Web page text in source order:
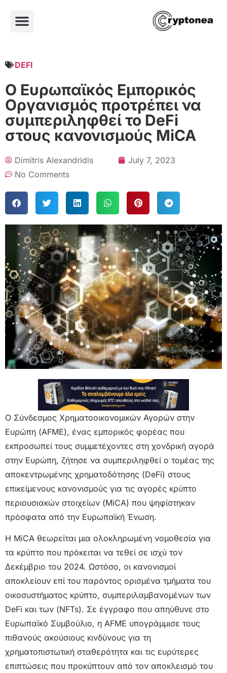
DEFI
Ο Ευρωπαϊκός Εμπορικός
Οργανισμός προτρέπει να
συμπεριληφθεί το DeFi
στους κανονισμούς MiCA
Dimitris Alexandridis
July 7, 2023
No Comments
Ο Σύνδεσμος Χρηματοοικονομικών Αγορών στην
Ευρώπη (AFME), ένας εμπορικός φορέας που
εκπροσωπεί τους συμμετέχοντες στη χονδρική αγορά
στην Ευρώπη, ζήτησε να συμπεριληφθεί ο τομέας της
αποκεντρωμένης χρηματοδότησης (DeFi) στους
επικείμενους κανονισμούς για τις αγορές κρύπτο
περιουσιακών στοιχείων (MiCA) που ψηφίστηκαν
πρόσφατα από την Ευρωπαϊκή Ένωση.
Η MiCA θεωρείται μια ολοκληρωμένη νομοθεσία για
τα κρύπτο που πρόκειται να τεθεί σε ισχύ τον
Δεκέμβριο του 2024. Ωστόσο, οι κανονισμοί
αποκλείουν επί του παρόντος ορισμένα τμήματα του
οικοσυστήματος κρύπτο, συμπεριλαμβανομένων των
DeFi και των (NFTs). Σε έγγραφο που απηύθυνε στο
Ευρωπαϊκό Συμβούλιο, η AFME υπογράμμισε τους
πιθανούς ακούσιους κινδύνους για τη
χρηματοπιστωτική σταθερότητα και τις ευρύτερες
επιπτώσεις που προκύπτουν από τον αποκλεισμό του